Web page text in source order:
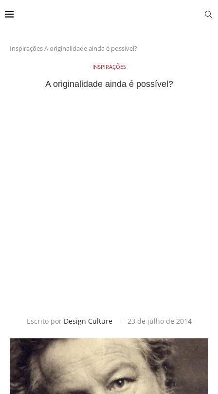
InspiraçõesA originalidade ainda é possível?
INSPIRAÇÕES
A originalidade ainda é possível?
Escrito por Design Culture 23 de julho de 2014